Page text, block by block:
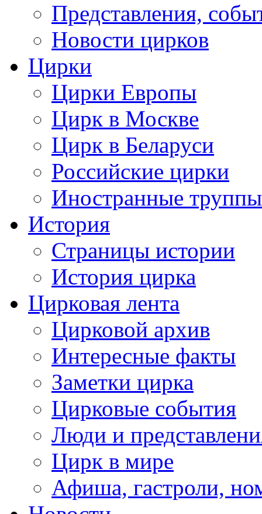
Представления,
Новости цирков
Цирки
Цирки Европы
Цирк в Москве
Цирк в Беларуси
Российские цирки
Иностранные труппы
История
Страницы истории
История цирка
Цирковая лента
Цирковой архив
Интересные факты
Заметки цирка
Цирковые события
Люди и
Цирк в мире
Афиша, гастроли,